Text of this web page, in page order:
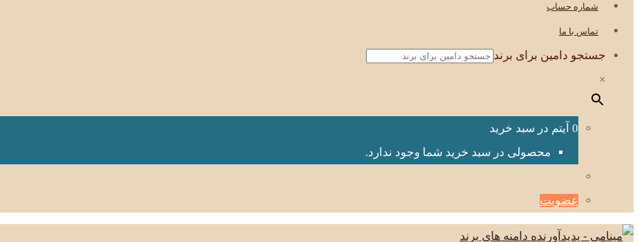
شماره حساب
تماس با ما
جستجو دامین برای برند
×
0 آیتم در سبد خرید
محصولی در سبد خرید شما وجود ندارد.
عضویت